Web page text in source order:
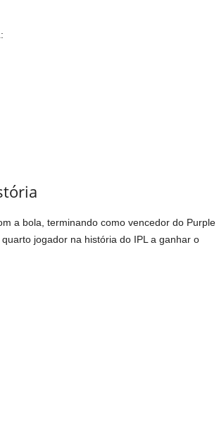
a bola, terminando como vencedor do Purple
jogador na história do IPL a ganhar o